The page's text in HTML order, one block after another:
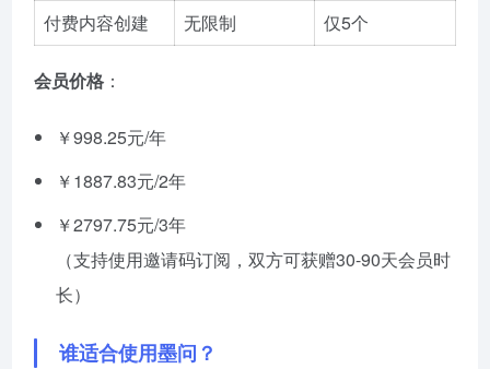
付费内容创建
无限制 仅5个
会员价格 ：
￥998.25元/年
￥1887.83元/2年
￥2797.75元/3年
（支持使用邀请码订阅，双方可获赠30-90天会员时
长）
谁适合使用墨问？